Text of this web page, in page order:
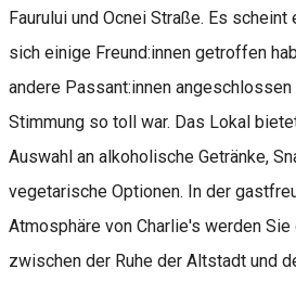
Faurului und Ocnei Straße. Es
sich einige Freund:innen getroffen
andere Passant:innen
Stimmung so toll war. Das Lokal
Auswahl an alkoholische Getränke,
vegetarische Optionen. In der
Atmosphäre von Charlie's werden
zwischen der Ruhe der Altstadt und